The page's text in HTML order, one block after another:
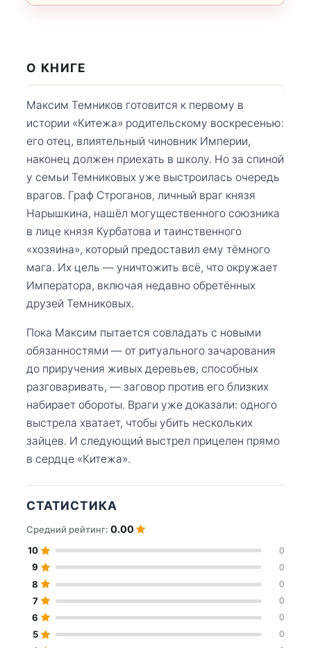
О КНИГЕ
Максим Темников готовится к первому в
истории «Китежа» родительскому воскресенью:
его отец, влиятельный чиновник Империи,
наконец должен приехать в школу. Но за спиной
у семьи Темниковых уже выстроилась очередь
врагов. Граф Строганов, личный враг князя
Нарышкина, нашёл могущественного союзника
в лице князя Курбатова и таинственного
«хозяина», который предоставил ему тёмного
мага. Их цель — уничтожить всё, что окружает
Императора, включая недавно обретённых
друзей Темниковых.
Пока Максим пытается совладать с новыми
обязанностями — от ритуального зачарования
до приручения живых деревьев, способных
разговаривать, — заговор против его близких
набирает обороты. Враги уже доказали: одного
выстрела хватает, чтобы убить нескольких
зайцев. И следующий выстрел прицелен прямо
в сердце «Китежа».
СТАТИСТИКА
Средний рейтинг: 0.00
10 0
9 0
8 0
7 0
6 0
5 0